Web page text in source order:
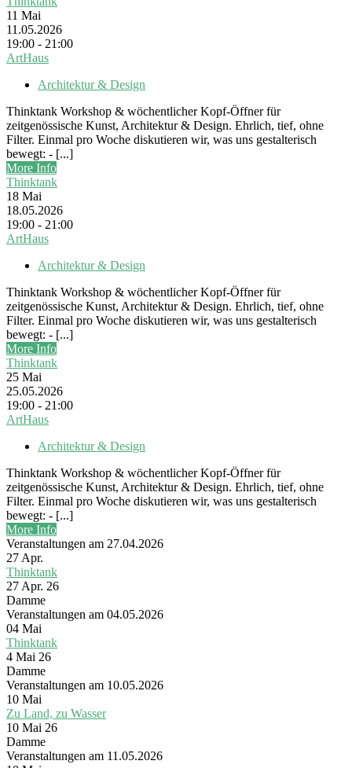
11 Mai
11.05.2026
19:00 - 21:00
ArtHaus
Architektur & Design
Thinktank Workshop & wöchentlicher Kopf-Öffner für
zeitgenössische Kunst, Architektur & Design. Ehrlich, tief, ohne
Filter. Einmal pro Woche diskutieren wir, was uns gestalterisch
bewegt: - [...]
More Info
Thinktank
18 Mai
18.05.2026
19:00 - 21:00
ArtHaus
Architektur & Design
Thinktank Workshop & wöchentlicher Kopf-Öffner für
zeitgenössische Kunst, Architektur & Design. Ehrlich, tief, ohne
Filter. Einmal pro Woche diskutieren wir, was uns gestalterisch
bewegt: - [...]
More Info
Thinktank
25 Mai
25.05.2026
19:00 - 21:00
ArtHaus
Architektur & Design
Thinktank Workshop & wöchentlicher Kopf-Öffner für
zeitgenössische Kunst, Architektur & Design. Ehrlich, tief, ohne
Filter. Einmal pro Woche diskutieren wir, was uns gestalterisch
bewegt: - [...]
More Info
Veranstaltungen am 27.04.2026
27 Apr.
Thinktank
27 Apr. 26
Damme
Veranstaltungen am 04.05.2026
04 Mai
Thinktank
4 Mai 26
Damme
Veranstaltungen am 10.05.2026
10 Mai
Zu Land, zu Wasser
10 Mai 26
Damme
Veranstaltungen am 11.05.2026